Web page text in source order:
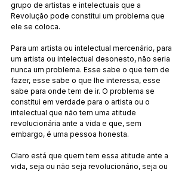
grupo de artistas e intelectuais que a
Revolução pode constitui um problema que
ele se coloca.
Para um artista ou intelectual mercenário, para
um artista ou intelectual desonesto, não seria
nunca um problema. Esse sabe o que tem de
fazer, esse sabe o que lhe interessa, esse
sabe para onde tem de ir. O problema se
constitui em verdade para o artista ou o
intelectual que não tem uma atitude
revolucionária ante a vida e que, sem
embargo, é uma pessoa honesta.
Claro está que quem tem essa atitude ante a
vida, seja ou não seja revolucionário, seja ou